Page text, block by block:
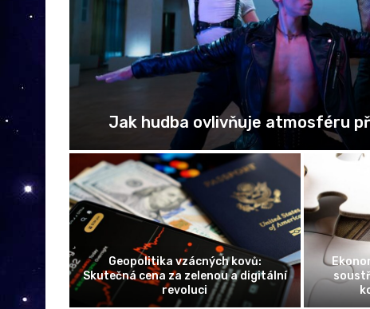
Jak hudba ovlivňuje atmosféru
Geopolitika vzácných kovů:
Skutečná cena za zelenou a digitální
revoluci